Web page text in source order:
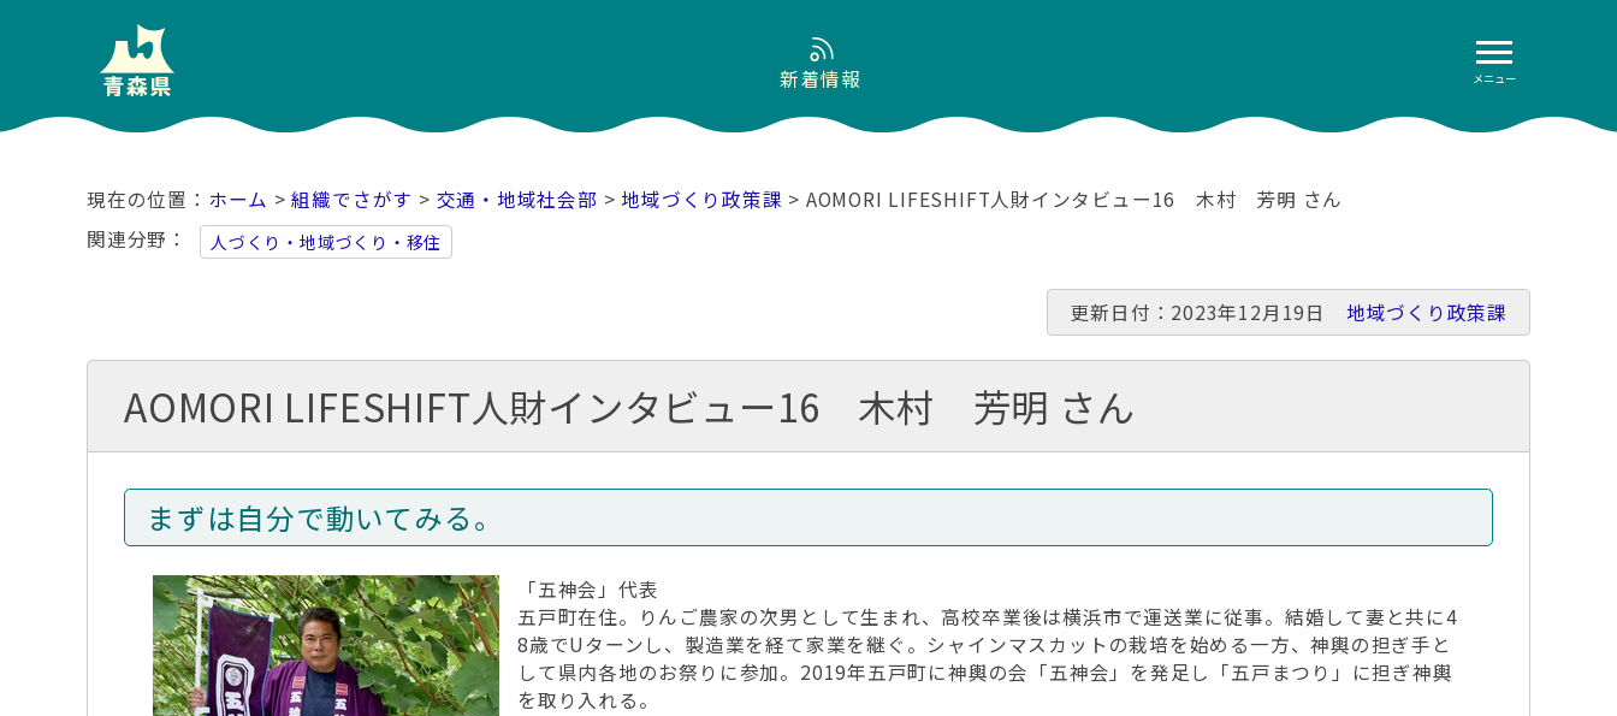
メニュー
新着情報
ホーム >組織でさがす > 交通・地域社会部 >地域づくり政策課 > AOMORI LIFESHIFT人財インタビュー16 木村 芳明 さん
関連分野
人づくり・地域づくり・移住
更新日付：2023年12月19日 地域づくり政策課
AOMORI LIFESHIFT人財インタビュー16 木村 芳明 さん
まずは自分で動いてみる。
「五神会」代表
五戸町在住。りんご農家の次男として生まれ、高校卒業後は横浜市で運送業に従事。結婚して妻と共に4
8歳でUターンし、製造業を経て家業を継ぐ。シャインマスカットの栽培を始める一方、神輿の担ぎ手と
して県内各地のお祭りに参加。2019年五戸町に神輿の会「五神会」を発足し「五戸まつり」に担ぎ神輿
を取り入れる。